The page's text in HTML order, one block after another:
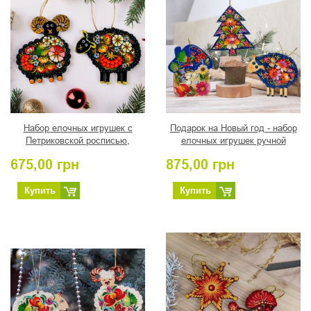
Набор елочных игрушек с
Петриковской росписью,
клубничные
675,00 грн
Купить
Подарок на Новый год - набор
елочных игрушек ручной
875,00 грн
Купить